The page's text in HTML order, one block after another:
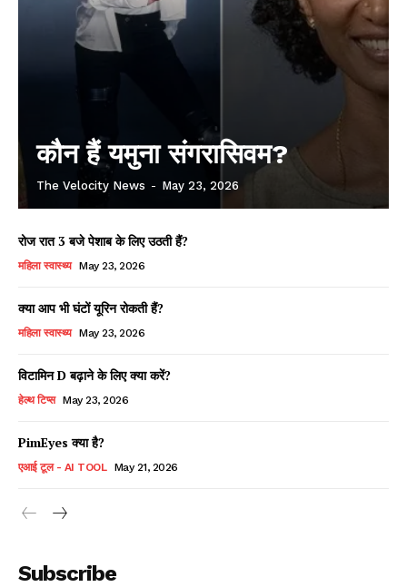
कौन हैं यमुना संगरासिवम?
The Velocity News - May 23, 2026
रोज रात 3 बजे पेशाब के लिए उठती हैं?
महिला स्वास्थ्य May 23, 2026
क्या आप भी घंटों यूरिन रोकती हैं?
महिला स्वास्थ्य May 23, 2026
विटामिन D बढ़ाने के लिए क्या करें?
हेल्थ टिप्स May 23, 2026
PimEyes क्या है?
एआई टूल - AI TOOL May 21, 2026
Subscribe